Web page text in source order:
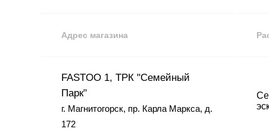
Адрес магазина
FASTOO 1, ТРК "Семейный
Парк"
г. Магнитогорск, пр. Карла Маркса, д.
172